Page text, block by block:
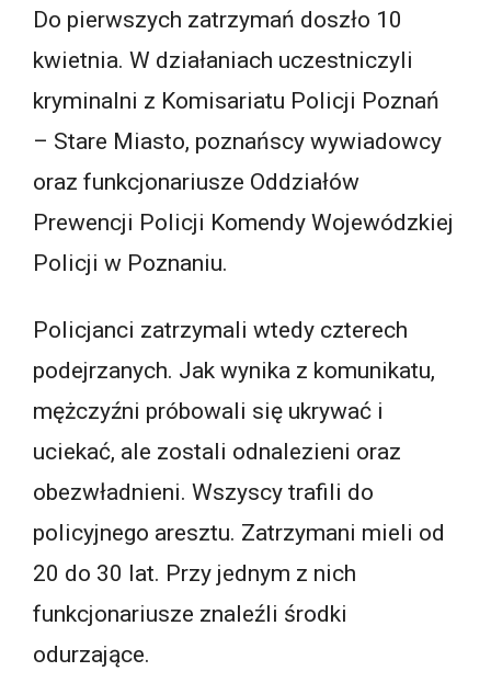
Do pierwszych zatrzymań doszło 10
kwietnia. W działaniach uczestniczyli
kryminalni z Komisariatu Policji Poznań
– Stare Miasto, poznańscy wywiadowcy
oraz funkcjonariusze Oddziałów
Prewencji Policji Komendy Wojewódzkiej
Policji w Poznaniu.
Policjanci zatrzymali wtedy czterech
podejrzanych. Jak wynika z komunikatu,
mężczyźni próbowali się ukrywać i
uciekać, ale zostali odnalezieni oraz
obezwładnieni. Wszyscy trafili do
policyjnego aresztu. Zatrzymani mieli od
20 do 30 lat. Przy jednym z nich
funkcjonariusze znaleźli środki
odurzające.